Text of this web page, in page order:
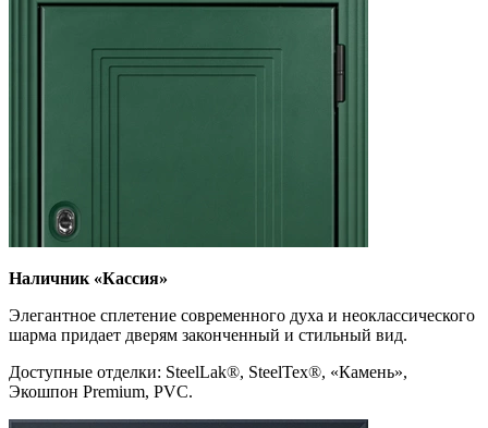
Наличник «Кассия»
Элегантное сплетение современного духа и неоклассического
шарма придает дверям законченный и стильный вид.
Доступные отделки: SteelLak®, SteelTex®, «Камень»,
Экошпон Premium, PVC.